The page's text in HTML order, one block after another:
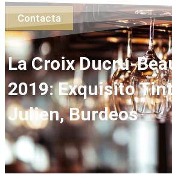
Contacta
La Croix Ducru-
2019: Exquisito
Julien, Burdeos